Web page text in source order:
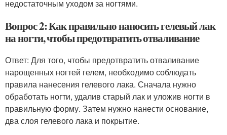
недостаточным уходом за ногтями.
Вопрос 2: Как правильно наносить гелевый лак
на ногти, чтобы предотвратить отваливание
Ответ: Для того, чтобы предотвратить отваливание
нарощенных ногтей гелем, необходимо соблюдать
правила нанесения гелевого лака. Сначала нужно
обработать ногти, удалив старый лак и уложив ногти в
правильную форму. Затем нужно нанести основание,
два слоя гелевого лака и покрытие.